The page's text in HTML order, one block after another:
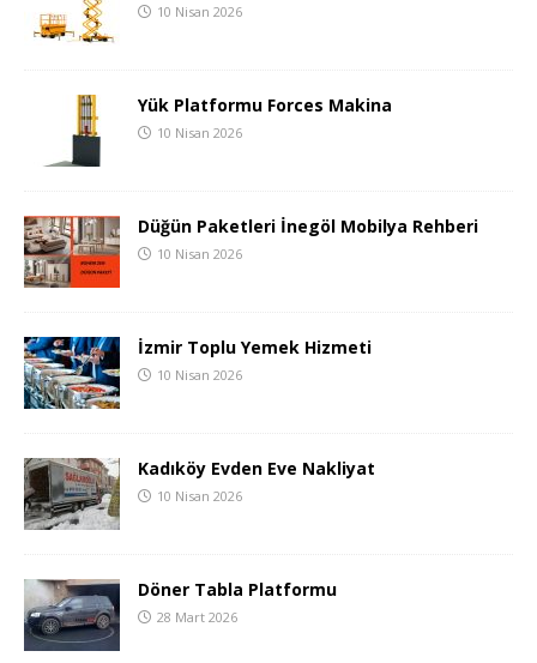
10 Nisan 2026
Yük Platformu Forces Makina
10 Nisan 2026
Düğün Paketleri İnegöl Mobilya Rehberi
10 Nisan 2026
İzmir Toplu Yemek Hizmeti
10 Nisan 2026
Kadıköy Evden Eve Nakliyat
10 Nisan 2026
Döner Tabla Platformu
28 Mart 2026